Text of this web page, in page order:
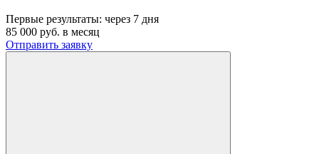
Первые результаты: через 7 дня
85 000 руб. в месяц
Отправить заявку